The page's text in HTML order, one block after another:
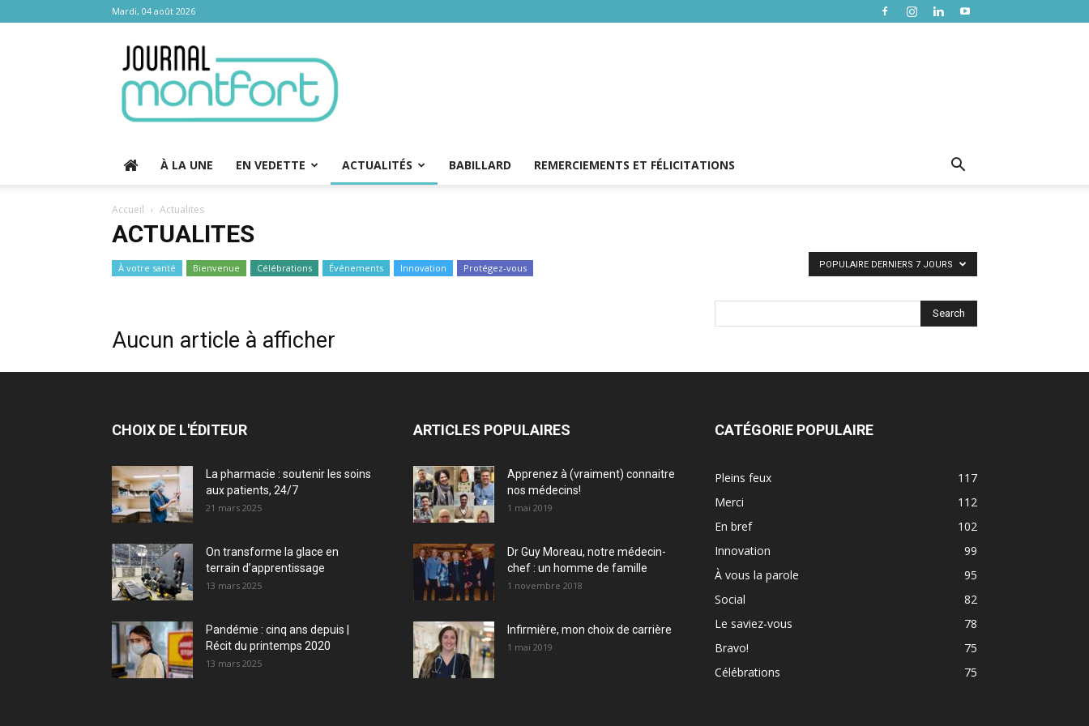
Mardi, 04 août 2026
Montfort
À LA UNE EN VEDETTE ACTUALITÉS BABILLARD REMERCIEMENTS ET FÉLICITATIONS
Accueil Actualites
ACTUALITES
À votre santé Bienvenue Célébrations Événements Innovation Protégez-vous POPULAIRE DERNIERS 7 JOURS
Aucun article à afficher
CHOIX DE L'ÉDITEUR
La pharmacie : soutenir les soins
aux patients, 24/7
21 mars 2025
On transforme la glace en
terrain d’apprentissage
13 mars 2025
Pandémie : cinq ans depuis |
Récit du printemps 2020
13 mars 2025
ARTICLES POPULAIRES
Apprenez à (vraiment) connaitre
nos médecins!
1 mai 2019
Dr Guy Moreau, notre médecin-
chef : un homme de famille
1 novembre 2018
Infirmière, mon choix de carrière
1 mai 2019
CATÉGORIE POPULAIRE
Pleins feux
117
Merci
112
En bref
102
Innovation
99
À vous la parole
95
Social
82
Le saviez-vous
78
Bravo!
75
Célébrations
75